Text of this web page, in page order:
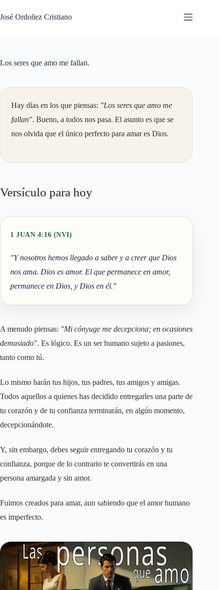
al
contenido
José Ordoñez Cristiano
Los seres que amo me fallan.
Hay días en los que piensas: "Los seres que amo me
fallan". Bueno, a todos nos pasa. El asunto es que se
nos olvida que el único perfecto para amar es Dios.
Versículo para hoy
1 JUAN 4:16 (NVI)
"Y nosotros hemos llegado a saber y a creer que Dios
nos ama. Dios es amor. El que permanece en amor,
permanece en Dios, y Dios en él."
A menudo piensas: "Mi cónyuge me decepciona; en ocasiones
demasiado". Es lógico. Es un ser humano sujeto a pasiones,
tanto como tú.
Lo mismo harán tus hijos, tus padres, tus amigos y amigas.
Todos aquellos a quienes has decidido entregarles una parte de
tu corazón y de tu confianza terminarán, en algún momento,
decepcionándote.
Y, sin embargo, debes seguir entregando tu corazón y tu
confianza, porque de lo contrario te convertirás en una
persona amargada y sin amor.
Fuimos creados para amar, aun sabiendo que el amor humano
es imperfecto.